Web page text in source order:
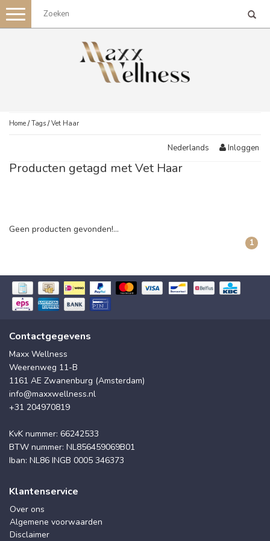
Toggle
navigation
Home /Tags /Vet Haar
Nederlands Inloggen
Producten getagd met Vet Haar
Geen producten gevonden!...
1
Contactgegevens
Maxx Wellness
Weerenweg 11-B
1161 AE Zwanenburg (Amsterdam)
info@maxxwellness.nl
+31 204970819
KvK nummer: 66242533
BTW nummer: NL856459069B01
Iban: NL86 INGB 0005 346373
Klantenservice
Over ons
Algemene voorwaarden
Disclaimer